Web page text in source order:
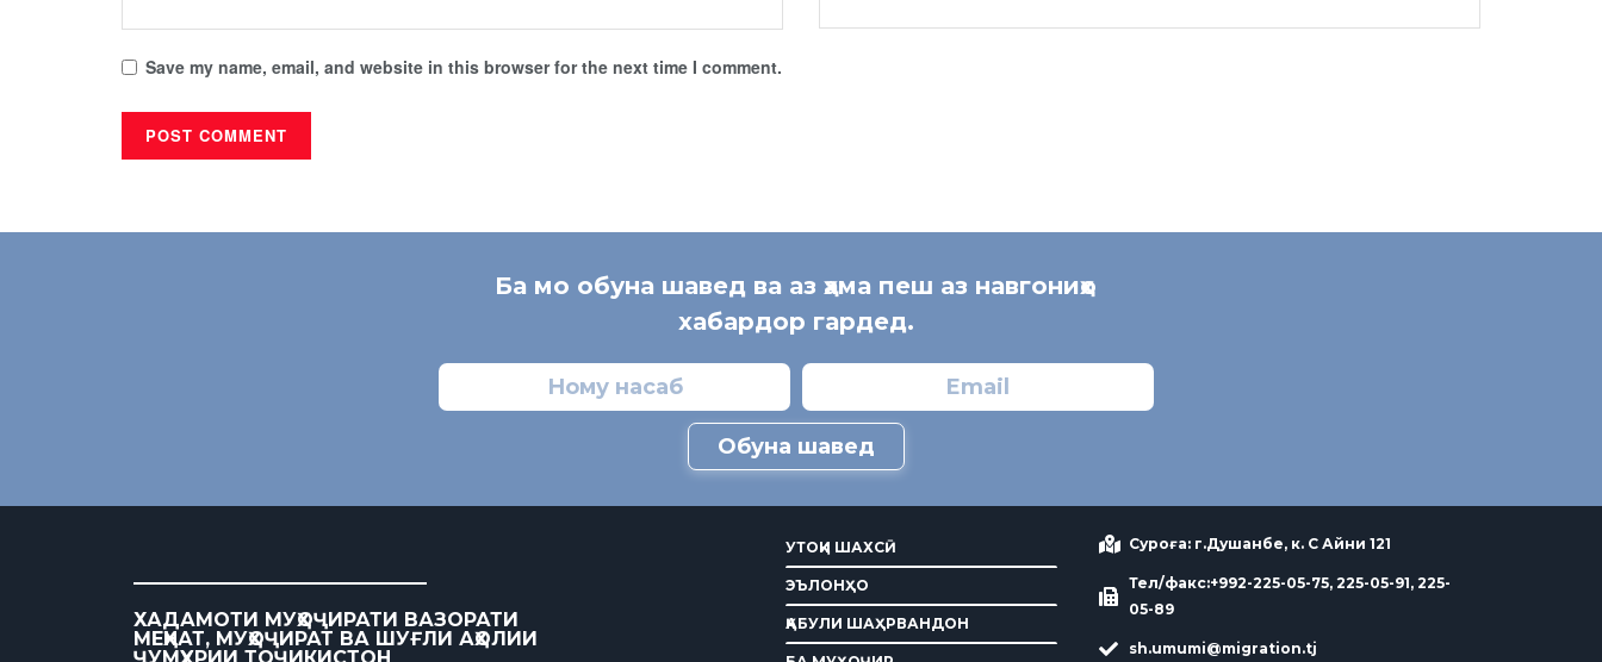
Save my name, email, and website in this browser for the next time I comment.
Ба мо обуна шавед ва аз ҳама пеш аз навгониҳо
хабардор гардед.
Обуна шавед
ХАДАМОТИ МУҲОҶИРАТИ ВАЗОРАТИ
МЕҲНАТ, МУҲОҶИРАТ ВА ШУҒЛИ АҲОЛИИ
УТОҚИ ШАХСӢ
ЭЪЛОНҲО
ҚАБУЛИ ШАҲРВАНДОН
Суроға: г.Душанбе, к. С Айни 121
Тел/факс:+992-225-05-75, 225-05-91, 225-
05-89
sh.umumi@migration.tj